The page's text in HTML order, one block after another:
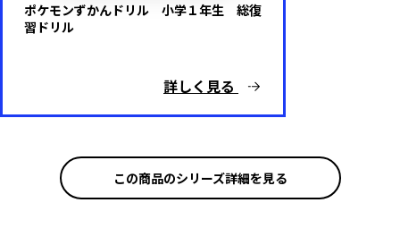
ポケモンずかんドリル 小学１年生 総復
習ドリル
詳しく見る
この商品のシリーズ詳細を見る